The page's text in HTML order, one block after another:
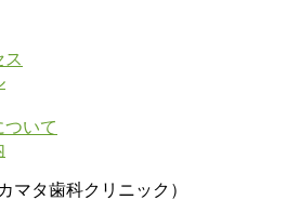
ス
ついて
マタ歯科クリニック）